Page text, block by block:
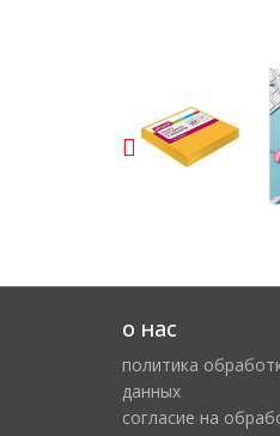
о нас
политика
данных
cогласие на